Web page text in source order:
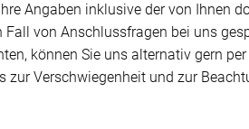
Angaben inklusive der von Ihnen
von Anschlussfragen bei uns
können Sie uns alternativ gern
Verschwiegenheit und zur